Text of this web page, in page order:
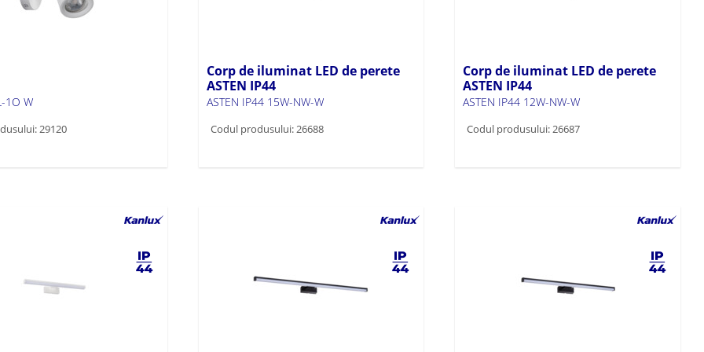
1O W
29120
Corp de iluminat LED de perete
ASTEN IP44
ASTEN IP44 15W-NW-W
Codul produsului: 26688
Corp de iluminat LED de perete
ASTEN IP44
ASTEN IP44 12W-NW-W
Codul produsului: 26687